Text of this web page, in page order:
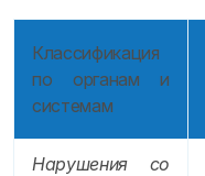
Классификация
по органам и
системам
Нарушения со